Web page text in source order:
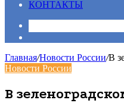
КОНТАКТЫ
Главная/Новости России/В
Новости России
В